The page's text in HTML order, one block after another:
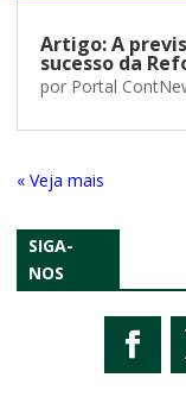
Artigo: A
sucesso da
por Portal
« Entradas Antigas
SIGA-
NOS